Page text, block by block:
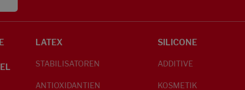
LATEX
STABILISATOREN
ANTIOXIDANTIEN
SILICONE
ADDITIVE
KOSMETIK